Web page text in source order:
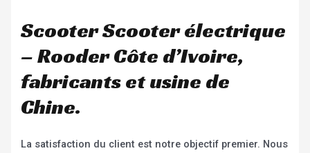
Scooter Scooter électrique
– Rooder Côte d’Ivoire,
fabricants et usine de
Chine.
La satisfaction du client est notre objectif premier. Nous